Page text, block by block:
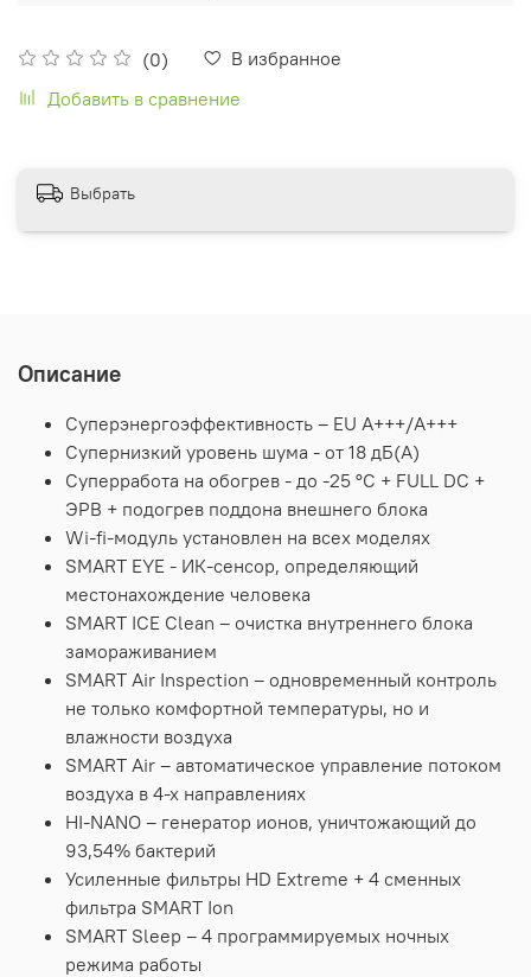
(0)
В избранное
Добавить в сравнение
Выбрать
Описание
Суперэнергоэффективность – EU А+++/А+++
Супернизкий уровень шума - от 18 дБ(А)
Суперработа на обогрев - до -25 °С + FULL DC +
ЭРВ + подогрев поддона внешнего блока
Wi-fi-модуль установлен на всех моделях
SMART EYE - ИК-сенсор, определяющий
местонахождение человека
SMART ICE Clean – очистка внутреннего блока
замораживанием
SMART Air Inspection – одновременный контроль
не только комфортной температуры, но и
влажности воздуха
SMART Air – автоматическое управление потоком
воздуха в 4-х направлениях
HI-NANO – генератор ионов, уничтожающий до
93,54% бактерий
Усиленные фильтры HD Extreme + 4 сменных
фильтра SMART Ion
SMART Sleep – 4 программируемых ночных
режима работы